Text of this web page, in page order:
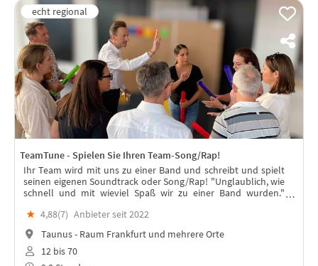
TeamTune - Spielen Sie Ihren Team-Song/Rap!
Ihr Team wird mit uns zu einer Band und schreibt und spielt
seinen eigenen Soundtrack oder Song/Rap! "Unglaublich, wie
schnell und mit wieviel Spaß wir zu einer Band wurden."
★ 4,88(7) Anbieter seit 2022
Taunus - Raum Frankfurt und mehrere Orte
12 bis 70